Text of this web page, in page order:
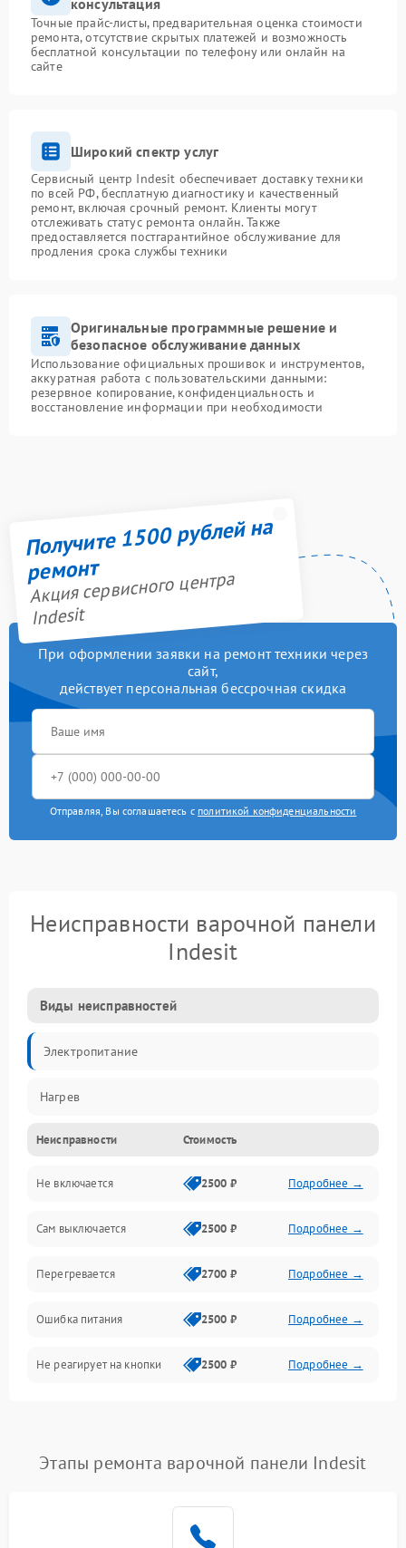
консультация
Точные прайс-листы, предварительная оценка стоимости
ремонта, отсутствие скрытых платежей и возможность
бесплатной консультации по телефону или онлайн на
сайте
Широкий спектр услуг
Сервисный центр Indesit обеспечивает доставку техники
по всей РФ, бесплатную диагностику и качественный
ремонт, включая срочный ремонт. Клиенты могут
отслеживать статус ремонта онлайн. Также
предоставляется постгарантийное обслуживание для
продления срока службы техники
Оригинальные программные решение и
безопасное обслуживание данных
Использование официальных прошивок и инструментов,
аккуратная работа с пользовательскими данными:
резервное копирование, конфиденциальность и
восстановление информации при необходимости
Получите 1500 рублей на
ремонт
Акция сервисного центра
Indesit
При оформлении заявки на ремонт техники через
сайт,
действует персональная бессрочная скидка
Отправляя, Вы соглашаетесь с политикой конфиденциальности
Неисправности варочной панели
Indesit
Виды неисправностей
Электропитание
Нагрев
Неисправности Стоимость
Не включается 2500 ₽ Подробнее →
Сам выключается 2500 ₽ Подробнее →
Перегревается 2700 ₽ Подробнее →
Ошибка питания 2500 ₽ Подробнее →
Не реагирует на кнопки 2500 ₽ Подробнее →
Этапы ремонта варочной панели Indesit